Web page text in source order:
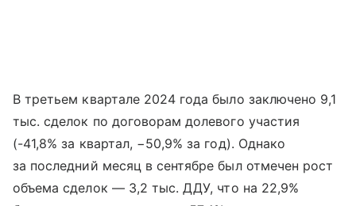
В третьем квартале 2024 года было заключено 9,1
тыс. сделок по договорам долевого участия
(-41,8% за квартал, −50,9% за год). Однако
за последний месяц в сентябре был отмечен рост
объема сделок — 3,2 тыс. ДДУ, что на 22,9%